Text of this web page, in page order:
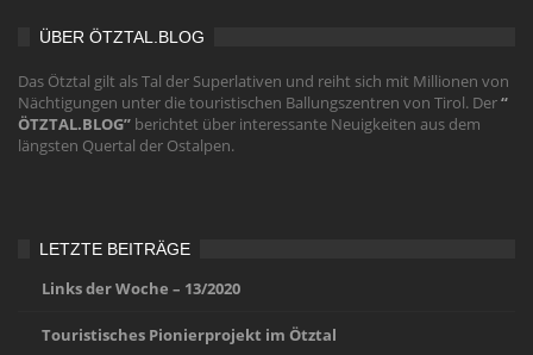
ÜBER ÖTZTAL.BLOG
Das Ötztal gilt als Tal der Superlativen und reiht sich mit Millionen von
Nächtigungen unter die touristischen Ballungszentren von Tirol. Der“
ÖTZTAL.BLOG” berichtet über interessante Neuigkeiten aus dem
längsten Quertal der Ostalpen.
LETZTE BEITRÄGE
Links der Woche – 13/2020
Touristisches Pionierprojekt im Ötztal